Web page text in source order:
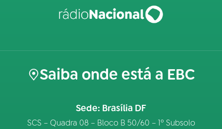
Saiba onde está a EBC
Sede: Brasília DF
SCS – Quadra 08 – Bloco B 50/60 – 1º Subsolo